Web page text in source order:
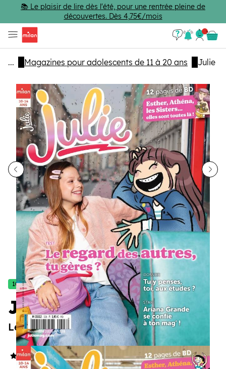
Passer au contenu principal
📚 Le plaisir de lire dès l'été, pour une rentrée pleine de
découvertes. Dès 4,75€/mois
Se
...
Magazines pour adolescents de 11 à 20 ans Julie
Julie
Le magazine qui parle à toutes les filles
10/14 ans
4.9/5(283 avis)